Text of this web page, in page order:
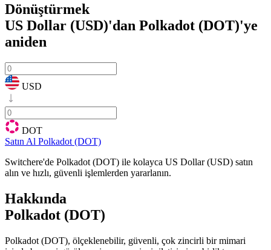
Dönüştürmek
US Dollar (USD)'dan Polkadot (DOT)'ye
aniden
USD
DOT
Satın Al Polkadot (DOT)
Switchere'de Polkadot (DOT) ile kolayca US Dollar (USD) satın
alın ve hızlı, güvenli işlemlerden yararlanın.
Hakkında
Polkadot (DOT)
Polkadot (DOT), ölçeklenebilir, güvenli, çok zincirli bir mimari